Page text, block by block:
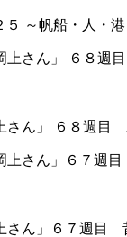
５ ～帆船・人・
さん」 ６８週目
さん」６７週目